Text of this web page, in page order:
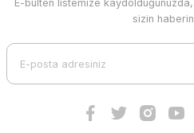
E-bülten listemize
sizin